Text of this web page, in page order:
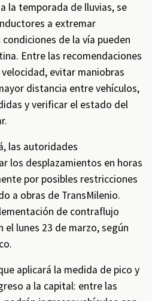
la temporada de lluvias, se
a extremar
de la vía pueden
Entre las recomendaciones
evitar maniobras
distancia entre vehículos,
y verificar el estado del
las autoridades
los desplazamientos en horas
por posibles restricciones
a obras de TransMilenio.
de contraflujo
lunes 23 de marzo, según
aplicará la medida de pico y
a la capital: entre las